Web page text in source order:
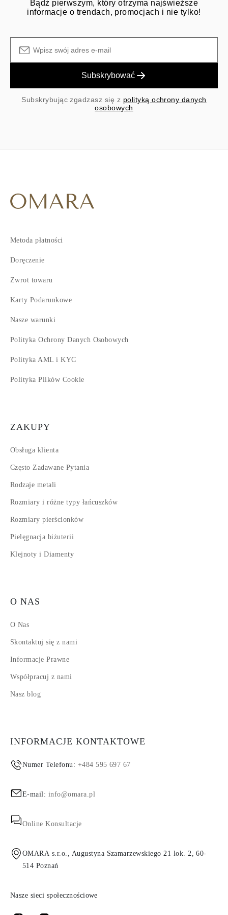
Bądź pierwszym, który otrzyma najświeższe
informacje o trendach, promocjach i nie tylko!
Subskrybować
Subskrybując zgadzasz się z polityką ochrony danych
osobowych
Metoda płatności
Doręczenie
Zwrot towaru
Karty Podarunkowe
Nasze warunki
Polityka Ochrony Danych Osobowych
Polityka AML i KYC
Polityka Plików Cookie
ZAKUPY
Obsługa klienta
Często Zadawane Pytania
Rodzaje metali
Rozmiary i różne typy łańcuszków
Rozmiary pierścionków
Pielęgnacja biżuterii
Klejnoty i Diamenty
O NAS
O Nas
Skontaktuj się z nami
Informacje Prawne
Współpracuj z nami
Nasz blog
INFORMACJE KONTAKTOWE
Numer Telefonu: +484 595 697 67
E-mail: info@omara.pl
Online Konsultacje
OMARA s.r.o., Augustyna Szamarzewskiego 21 lok. 2, 60-
514 Poznań
Nasze sieci społecznościowe